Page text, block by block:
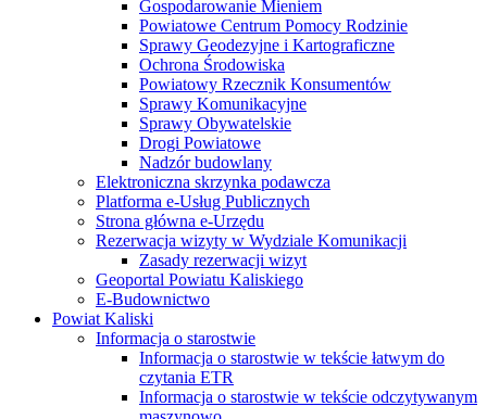
Gospodarowanie Mieniem
Powiatowe Centrum Pomocy Rodzinie
Sprawy Geodezyjne i Kartograficzne
Ochrona Środowiska
Powiatowy Rzecznik Konsumentów
Sprawy Komunikacyjne
Sprawy Obywatelskie
Drogi Powiatowe
Nadzór budowlany
Elektroniczna skrzynka podawcza
Platforma e-Usług Publicznych
Strona główna e-Urzędu
Rezerwacja wizyty w Wydziale Komunikacji
Zasady rezerwacji wizyt
Geoportal Powiatu Kaliskiego
E-Budownictwo
Powiat Kaliski
Informacja o starostwie
Informacja o starostwie w tekście łatwym do
czytania ETR
Informacja o starostwie w tekście odczytywanym